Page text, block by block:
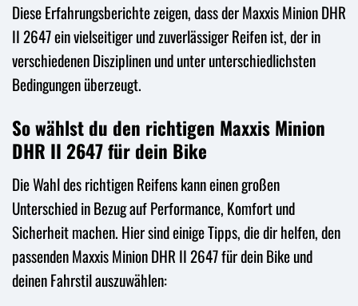
Diese Erfahrungsberichte zeigen, dass der Maxxis Minion DHR
II 2647 ein vielseitiger und zuverlässiger Reifen ist, der in
verschiedenen Disziplinen und unter unterschiedlichsten
Bedingungen überzeugt.
So wählst du den richtigen Maxxis Minion
DHR II 2647 für dein Bike
Die Wahl des richtigen Reifens kann einen großen
Unterschied in Bezug auf Performance, Komfort und
Sicherheit machen. Hier sind einige Tipps, die dir helfen, den
passenden Maxxis Minion DHR II 2647 für dein Bike und
deinen Fahrstil auszuwählen: